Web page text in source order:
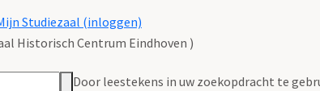
Studiezaal (inloggen)
Historisch Centrum Eindhoven )
Door leestekens in uw zoekopdracht te